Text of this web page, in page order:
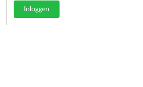
Inloggen